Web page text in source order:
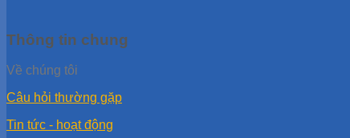
Thông tin chung
Về chúng tôi
Câu hỏi thường gặp
Tin tức - hoạt động